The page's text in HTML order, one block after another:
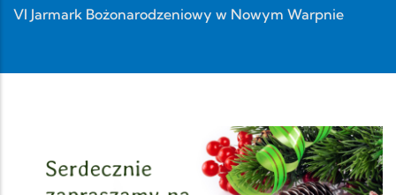
VI Jarmark Bożonarodzeniowy w Nowym Warpnie